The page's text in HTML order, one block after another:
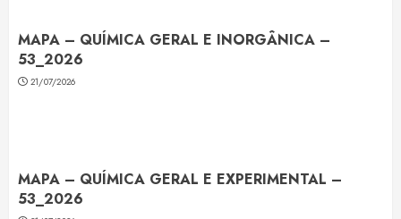
MAPA – QUÍMICA GERAL E INORGÂNICA –
53_2026
21/07/2026
MAPA – QUÍMICA GERAL E EXPERIMENTAL –
53_2026